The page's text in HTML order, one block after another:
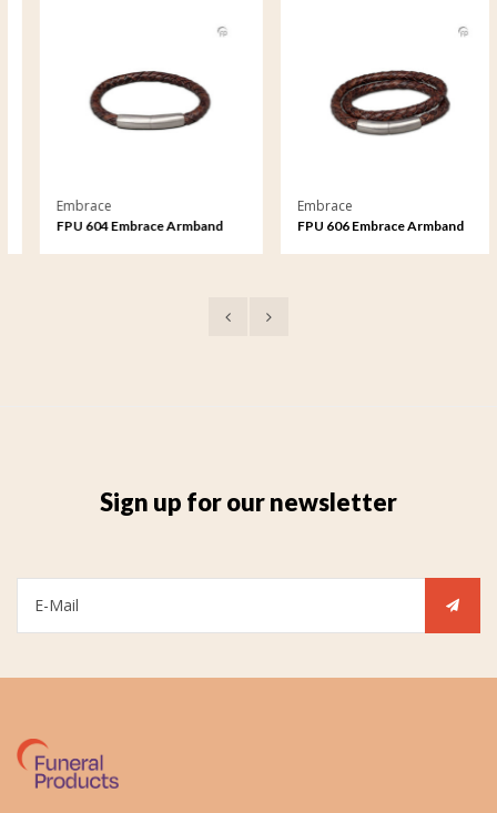
Embrace
FPU 604 Embrace Armband
Embrace
FPU 606 Embrace Armband
Sign up for our newsletter